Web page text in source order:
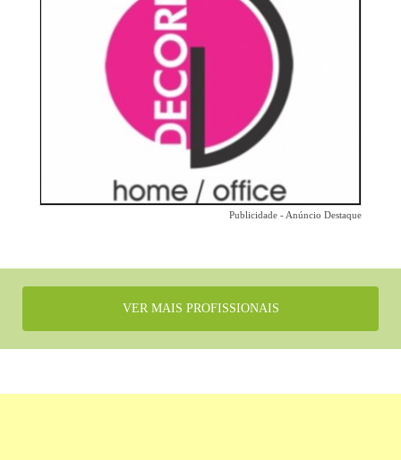
Publicidade - Anúncio Destaque
VER MAIS PROFISSIONAIS